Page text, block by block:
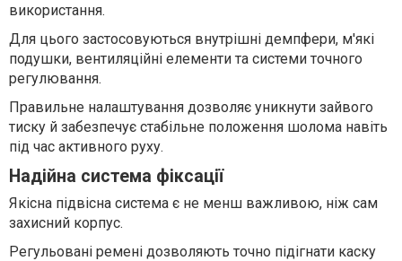
використання.
Для цього застосовуються внутрішні демпфери, м'які
подушки, вентиляційні елементи та системи точного
регулювання.
Правильне налаштування дозволяє уникнути зайвого
тиску й забезпечує стабільне положення шолома навіть
під час активного руху.
Надійна система фіксації
Якісна підвісна система є не менш важливою, ніж сам
захисний корпус.
Регульовані ремені дозволяють точно підігнати каску